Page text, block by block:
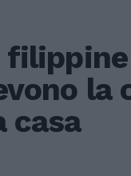
la
casa